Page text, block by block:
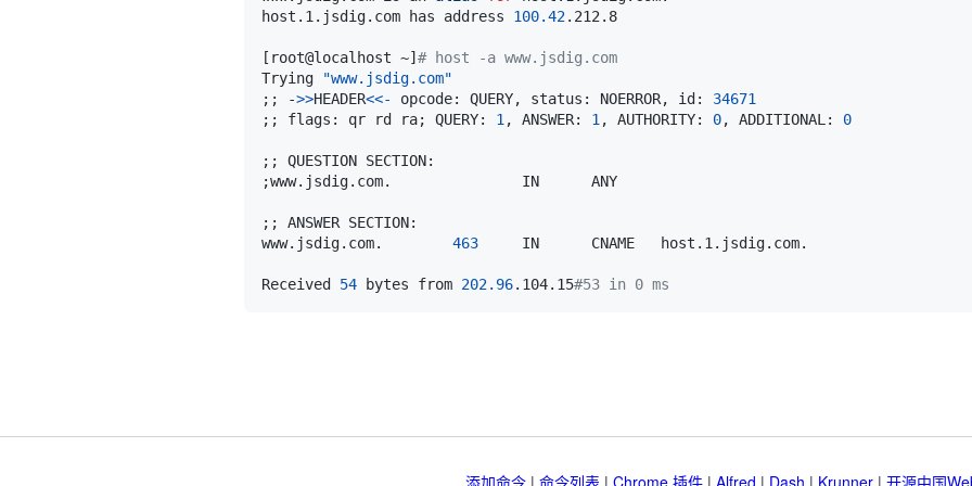
host.1.jsdig.com has address 100.42
[ root@localhost ~] # host -a www.jsdig.com
Trying
"www.jsdig.com"
; ; ->>HEADER<<- opcode: QUERY, status: NOERROR, id: 34671
; ; flags: qr rd ra; QUERY: 1 , ANSWER: 1 , AUTHORITY: 0, ADDITIONAL: 0
; ;
;
; ;
www.jsdig.com. 463
Received 54 bytes from 202.96.104.15#53 in 0 ms
添加命令| 命令列表 | Chrome 插件| Alfred | Dash | Krunner| 开源中国